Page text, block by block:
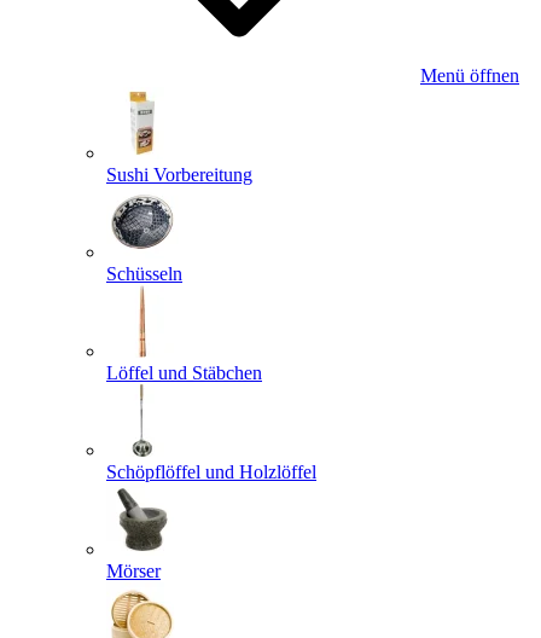
Menü öffnen
Sushi Vorbereitung
Schüsseln
Löffel und Stäbchen
Schöpflöffel und Holzlöffel
Mörser